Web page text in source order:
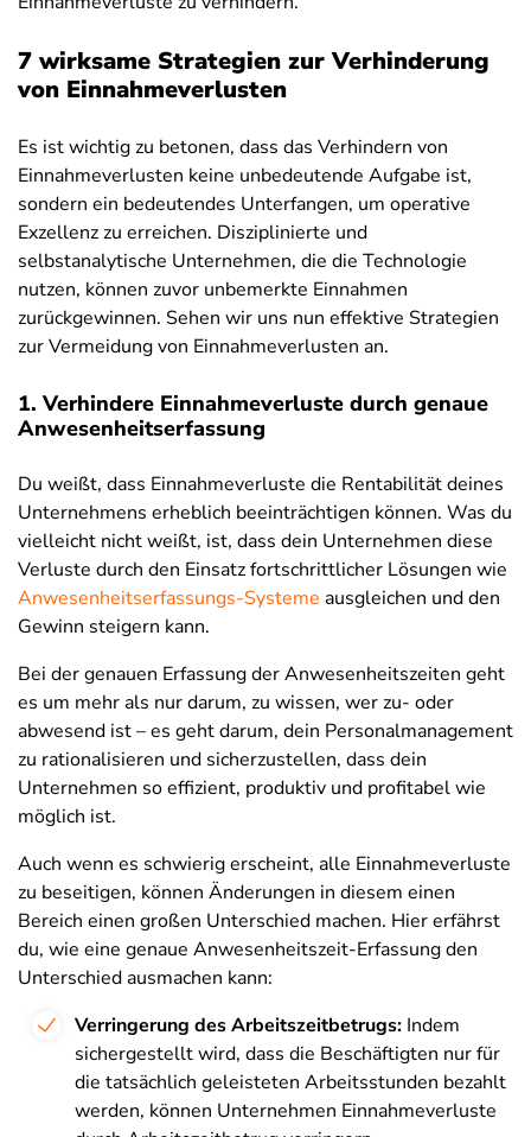
7 wirksame Strategien zur Verhinderung
von Einnahmeverlusten
Es ist wichtig zu betonen, dass das Verhindern von
Einnahmeverlusten keine unbedeutende Aufgabe ist,
sondern ein bedeutendes Unterfangen, um operative
Exzellenz zu erreichen. Disziplinierte und
selbstanalytische Unternehmen, die die Technologie
nutzen, können zuvor unbemerkte Einnahmen
zurückgewinnen. Sehen wir uns nun effektive Strategien
zur Vermeidung von Einnahmeverlusten an.
1. Verhindere Einnahmeverluste durch genaue
Anwesenheitserfassung
Du weißt, dass Einnahmeverluste die Rentabilität deines
Unternehmens erheblich beeinträchtigen können. Was du
vielleicht nicht weißt, ist, dass dein Unternehmen diese
Verluste durch den Einsatz fortschrittlicher Lösungen wie
Anwesenheitserfassungs-Systeme ausgleichen und den
Gewinn steigern kann.
Bei der genauen Erfassung der Anwesenheitszeiten geht
es um mehr als nur darum, zu wissen, wer zu- oder
abwesend ist – es geht darum, dein Personalmanagement
zu rationalisieren und sicherzustellen, dass dein
Unternehmen so effizient, produktiv und profitabel wie
möglich ist.
Auch wenn es schwierig erscheint, alle Einnahmeverluste
zu beseitigen, können Änderungen in diesem einen
Bereich einen großen Unterschied machen. Hier erfährst
du, wie eine genaue Anwesenheitszeit-Erfassung den
Unterschied ausmachen kann:
Verringerung des Arbeitszeitbetrugs: Indem
sichergestellt wird, dass die Beschäftigten nur für
die tatsächlich geleisteten Arbeitsstunden bezahlt
werden, können Unternehmen Einnahmeverluste